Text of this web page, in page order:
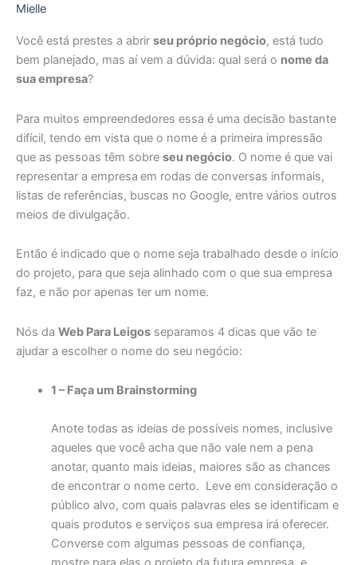
Mielle
Você está prestes a abrir seu próprio negócio, está tudo
bem planejado, mas aí vem a dúvida: qual será o nome da
sua empresa?
Para muitos empreendedores essa é uma decisão bastante
difícil, tendo em vista que o nome é a primeira impressão
que as pessoas têm sobre seu negócio. O nome é que vai
representar a empresa em rodas de conversas informais,
listas de referências, buscas no Google, entre vários outros
meios de divulgação.
Então é indicado que o nome seja trabalhado desde o início
do projeto, para que seja alinhado com o que sua empresa
faz, e não por apenas ter um nome.
Nós da Web Para Leigos separamos 4 dicas que vão te
ajudar a escolher o nome do seu negócio:
1 – Faça um Brainstorming
Anote todas as ideias de possíveis nomes, inclusive
aqueles que você acha que não vale nem a pena
anotar, quanto mais ideias, maiores são as chances
de encontrar o nome certo. Leve em consideração o
público alvo, com quais palavras eles se identificam e
quais produtos e serviços sua empresa irá oferecer.
Converse com algumas pessoas de confiança,
O
DO
SEU
NEGÓCIO